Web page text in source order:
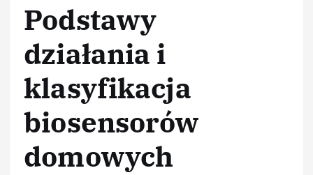
Podstawy
działania i
klasyfikacja
biosensorów
domowych